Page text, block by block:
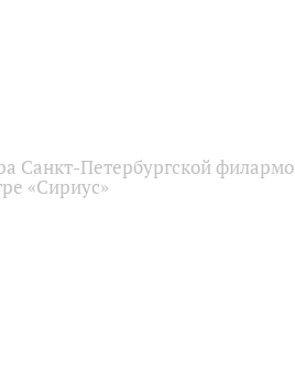
Санкт-Петербургской
«Сириус»